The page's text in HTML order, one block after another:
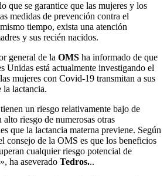
que se garantice que las mujeres y los
medidas de prevención contra el
tiempo, exista una atención
y sus recién nacidos.
general de la OMS ha informado de que
Unidas está actualmente investigando el
mujeres con Covid-19 transmitan a sus
la lactancia.
un riesgo relativamente bajo de
riesgo de numerosas otras
que la lactancia materna previene. Según
consejo de la OMS es que los beneficios
cualquier riesgo potencial de
ha aseverado Tedros...